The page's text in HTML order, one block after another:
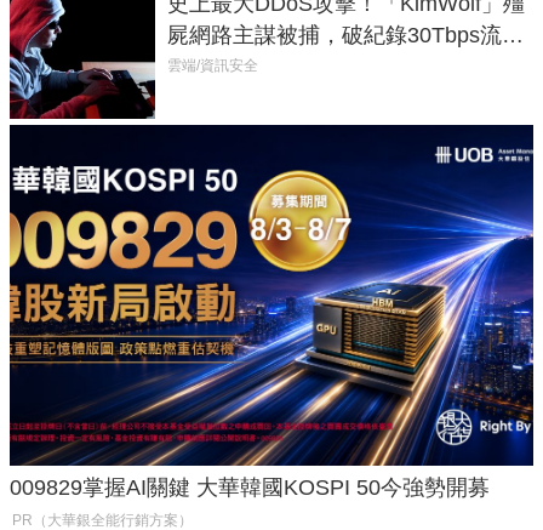
屍網路主謀被捕，破紀錄30Tbps流量
癱瘓全球！
雲端/資訊安全
009829掌握AI關鍵 大華韓國KOSPI 50今強勢開募
PR（大華銀全能行銷方案）